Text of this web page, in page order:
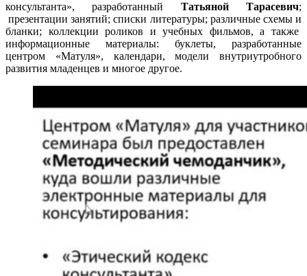
консультанта», разработанный Татьяной Тарасевич;
презентации занятий; списки литературы; различные схемы и
бланки; коллекции роликов и учебных фильмов, а также
информационные материалы: буклеты, разработанные
центром «Матуля», календари, модели внутриутробного
развития младенцев и многое другое.